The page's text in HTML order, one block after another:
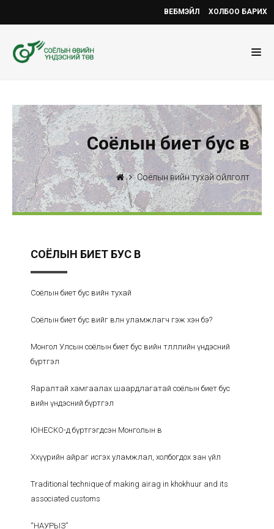
ВЕБМЭЙЛ ХОЛБОО БАРИХ
Соёлын биет бус өв
Соёлын өвийн тухай ойлголт
СОЁЛЫН БИЕТ БУС ӨВ
Соёлын биет бус өвийн тухай
Соёлын биет бус өвийг өвлөн уламжлагч гэж хэн бэ?
Монгол Улсын соёлын биет бус өвийн төлөөллийн үндэсний
бүртгэл
Яаралтай хамгаалах шаардлагатай соёлын биет бус
өвийн үндэсний бүртгэл
ЮНЕСКО-д бүртгэгдсэн Монголын өв
Хөхүүрийн айраг исгэх уламжлал, холбогдох зан үйл
Traditional technique of making airag in khokhuur and its
associated customs
“НАУРЫЗ”